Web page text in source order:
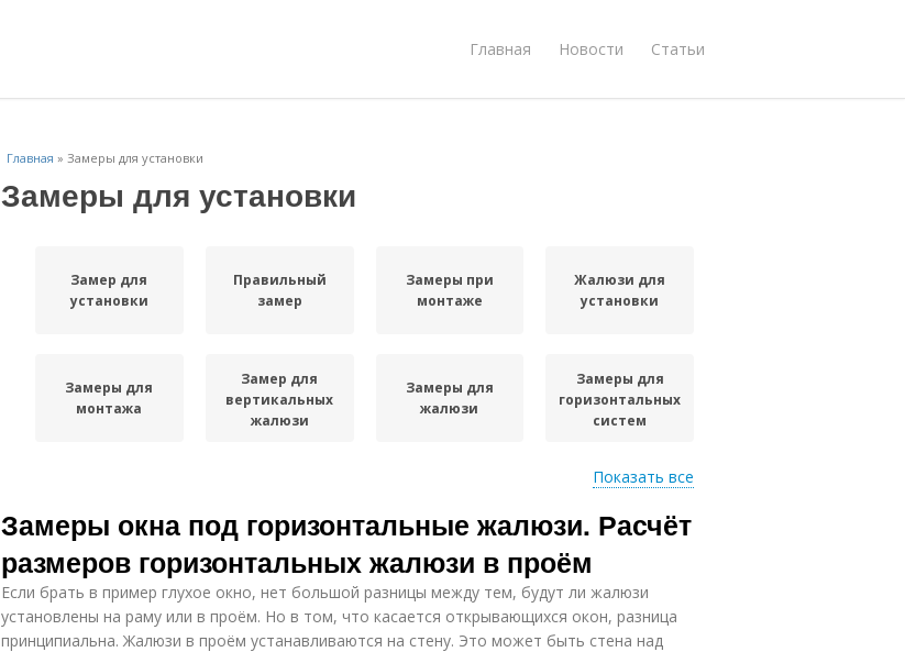
Главная Новости Статьи
Главная » Замеры для установки
Замеры для установки
Замер для
установки
Правильный
замер
Замеры при
монтаже
Жалюзи для
установки
Замеры для
монтажа
Замер для
вертикальных
жалюзи
Замеры для
жалюзи
Замеры для
горизонтальных
систем
створку
замеру
заказа
Показать все
Замеры окна под горизонтальные жалюзи. Расчёт
размеров горизонтальных жалюзи в проём
Если брать в пример глухое окно, нет большой разницы между тем, будут ли жалюзи
установлены на раму или в проём. Но в том, что касается открывающихся окон, разница
принципиальна. Жалюзи в проём устанавливаются на стену. Это может быть стена над